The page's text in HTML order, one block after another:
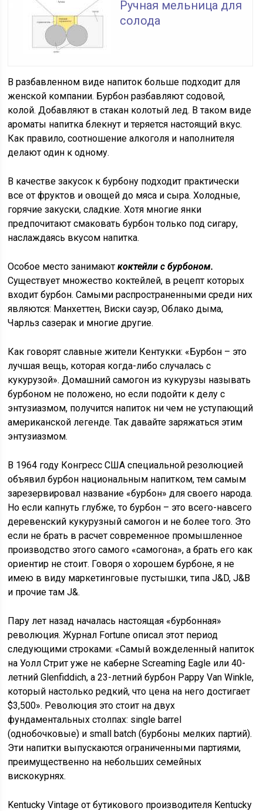
Ручная мельница для
солода
В разбавленном виде напиток больше подходит для
женской компании. Бурбон разбавляют содовой,
колой. Добавляют в стакан колотый лед. В таком виде
ароматы напитка блекнут и теряется настоящий вкус.
Как правило, соотношение алкоголя и наполнителя
делают один к одному.
В качестве закусок к бурбону подходит практически
все от фруктов и овощей до мяса и сыра. Холодные,
горячие закуски, сладкие. Хотя многие янки
предпочитают смаковать бурбон только под сигару,
наслаждаясь вкусом напитка.
Особое место занимаюткоктейли с бурбоном.
Существует множество коктейлей, в рецепт которых
входит бурбон. Самыми распространенными среди них
являются: Манхеттен, Виски сауэр, Облако дыма,
Чарльз сазерак и многие другие.
Как говорят славные жители Кентукки: «Бурбон – это
лучшая вещь, которая когда-либо случалась с
кукурузой». Домашний самогон из кукурузы называть
бурбоном не положено, но если подойти к делу с
энтузиазмом, получится напиток ни чем не уступающий
американской легенде. Так давайте заряжаться этим
энтузиазмом.
В 1964 году Конгресс США специальной резолюцией
объявил бурбон национальным напитком, тем самым
зарезервировал название «бурбон» для своего народа.
Но если капнуть глубже, то бурбон – это всего-навсего
деревенский кукурузный самогон и не более того. Это
если не брать в расчет современное промышленное
производство этого самого «самогона», а брать его как
ориентир не стоит. Говоря о хорошем бурбоне, я не
имею в виду маркетинговые пустышки, типа J&D, J&B
и прочие там J&.
Пару лет назад началась настоящая «бурбонная»
революция. Журнал Fortune описал этот период
следующими строками: «Самый вожделенный напиток
на Уолл Стрит уже не каберне Screaming Eagle или 40-
летний Glenfiddich, а 23-летний бурбон Pappy Van Winkle,
который настолько редкий, что цена на него достигает
$3,500». Революция это стоит на двух
фундаментальных столпах: single barrel
(однобочковые) и small batch (бурбоны мелких партий).
Эти напитки выпускаются ограниченными партиями,
преимущественно на небольших семейных
вискокурнях.
Kentucky Vintage от бутикового производителя Kentucky